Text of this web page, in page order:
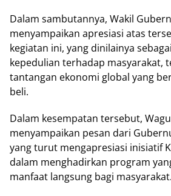
Dalam sambutannya, Wakil
menyampaikan apresiasi atas
kegiatan ini, yang dinilainya
kepedulian terhadap masyarakat,
tantangan ekonomi global yang
beli.
Dalam kesempatan tersebut,
menyampaikan pesan dari
yang turut mengapresiasi inisiatif
dalam menghadirkan program
manfaat langsung bagi masyarakat.